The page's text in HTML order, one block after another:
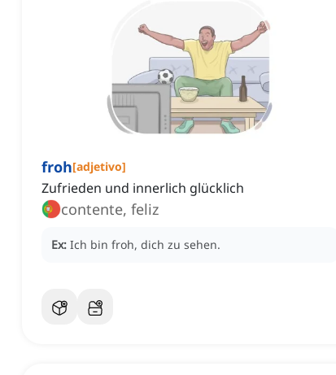
froh[adjetivo]
Zufrieden und innerlich glücklich
contente, feliz
Ex: Ich bin froh, dich zu sehen.